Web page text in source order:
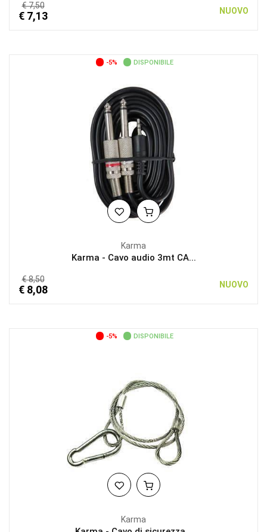
€ 7,50
€ 7,13 NUOVO
-5% DISPONIBILE
Karma
Karma - Cavo audio 3mt CA...
€ 8,50
€ 8,08 NUOVO
-5% DISPONIBILE
Karma